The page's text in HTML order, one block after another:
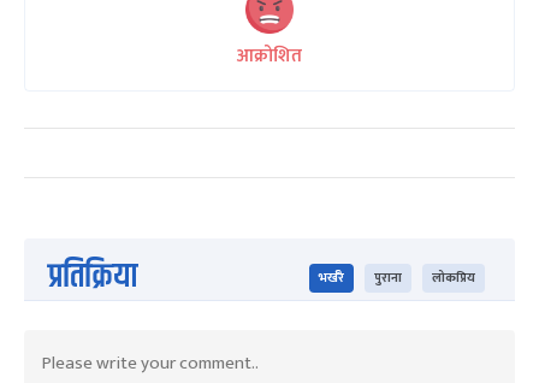
आक्रोशित
प्रतिक्रिया भर्खरै पुराना लोकप्रिय